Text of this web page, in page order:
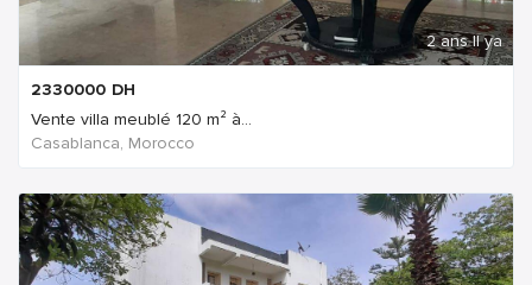
2 ans Il ya
2330000 DH
Vente villa meublé 120 m² à...
Casablanca, Morocco